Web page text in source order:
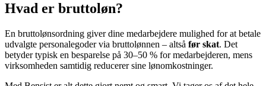
Hvad er bruttoløn?
En bruttolønsordning giver dine medarbejdere mulighed for at betale
udvalgte personalegoder via bruttolønnen – altså før skat. Det
betyder typisk en besparelse på 30–50 % for medarbejderen, mens
virksomheden samtidig reducerer sine lønomkostninger.